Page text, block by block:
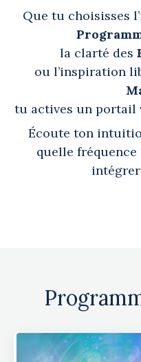
Que tu choisisses
la clarté des
ou l’inspiration
tu actives un portail
Écoute ton
quelle